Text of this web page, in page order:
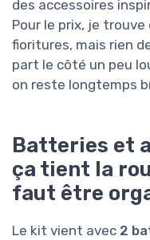
des accessoires
Pour le prix, je trouve
fioritures, mais rien
part le côté un peu
on reste longtemps
Batteries et
ça tient la
faut être
Le kit vient avec 2